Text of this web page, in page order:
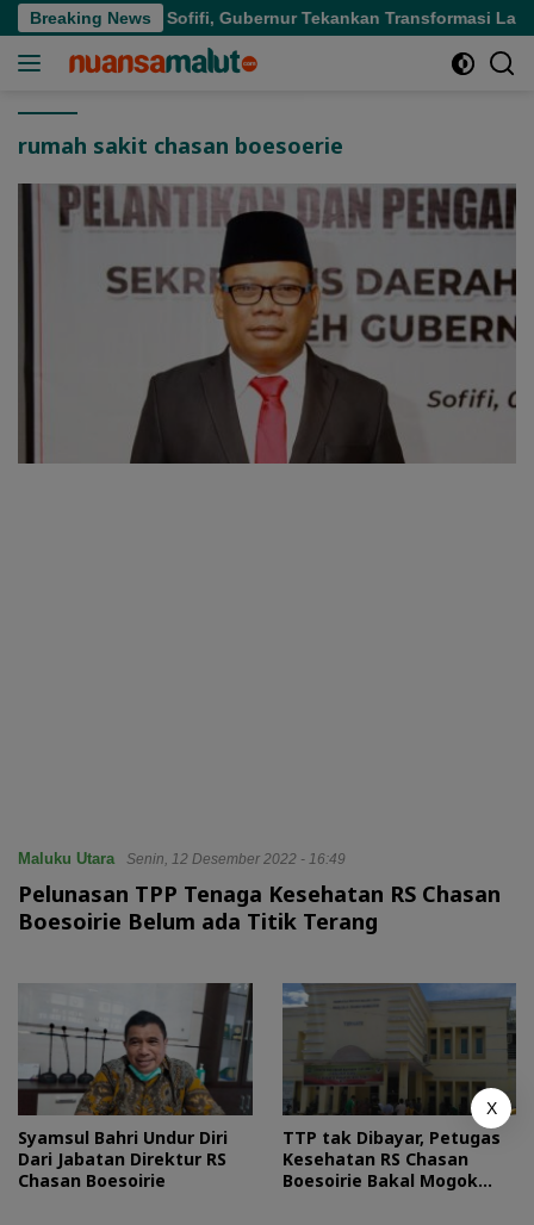
Langsung
ke
Breaking News
Rumah Sakit di Sofifi, Gubernur Tekankan Transformasi
rumah sakit chasan boesoerie
Maluku Utara Senin, 12 Desember 2022 - 16:49
Pelunasan TPP Tenaga Kesehatan RS Chasan
Boesoirie Belum ada Titik Terang
Syamsul Bahri Undur Diri
Dari Jabatan Direktur RS
Chasan Boesoirie
TTP tak Dibayar, Petugas
Kesehatan RS Chasan
Boesoirie Bakal Mogok
X